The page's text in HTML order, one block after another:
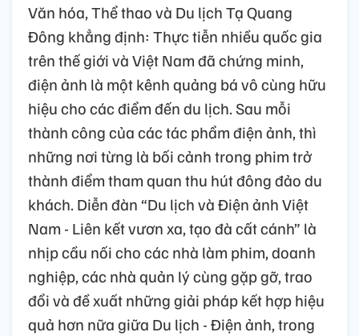
Văn hóa, Thể thao và Du lịch Tạ Quang
Đông khẳng định: Thực tiễn nhiều quốc gia
trên thế giới và Việt Nam đã chứng minh,
điện ảnh là một kênh quảng bá vô cùng hữu
hiệu cho các điểm đến du lịch. Sau mỗi
thành công của các tác phẩm điện ảnh, thì
những nơi từng là bối cảnh trong phim trở
thành điểm tham quan thu hút đông đảo du
khách. Diễn đàn “Du lịch và Điện ảnh Việt
Nam - Liên kết vươn xa, tạo đà cất cánh” là
nhịp cầu nối cho các nhà làm phim, doanh
nghiệp, các nhà quản lý cùng gặp gỡ, trao
đổi và đề xuất những giải pháp kết hợp hiệu
quả hơn nữa giữa Du lịch - Điện ảnh, trong